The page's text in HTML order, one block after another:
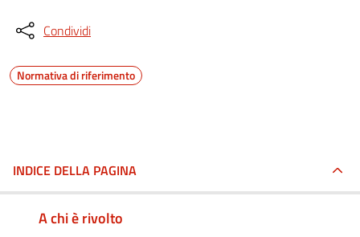
Condividi
Normativa di riferimento
INDICE DELLA PAGINA
A chi è rivolto